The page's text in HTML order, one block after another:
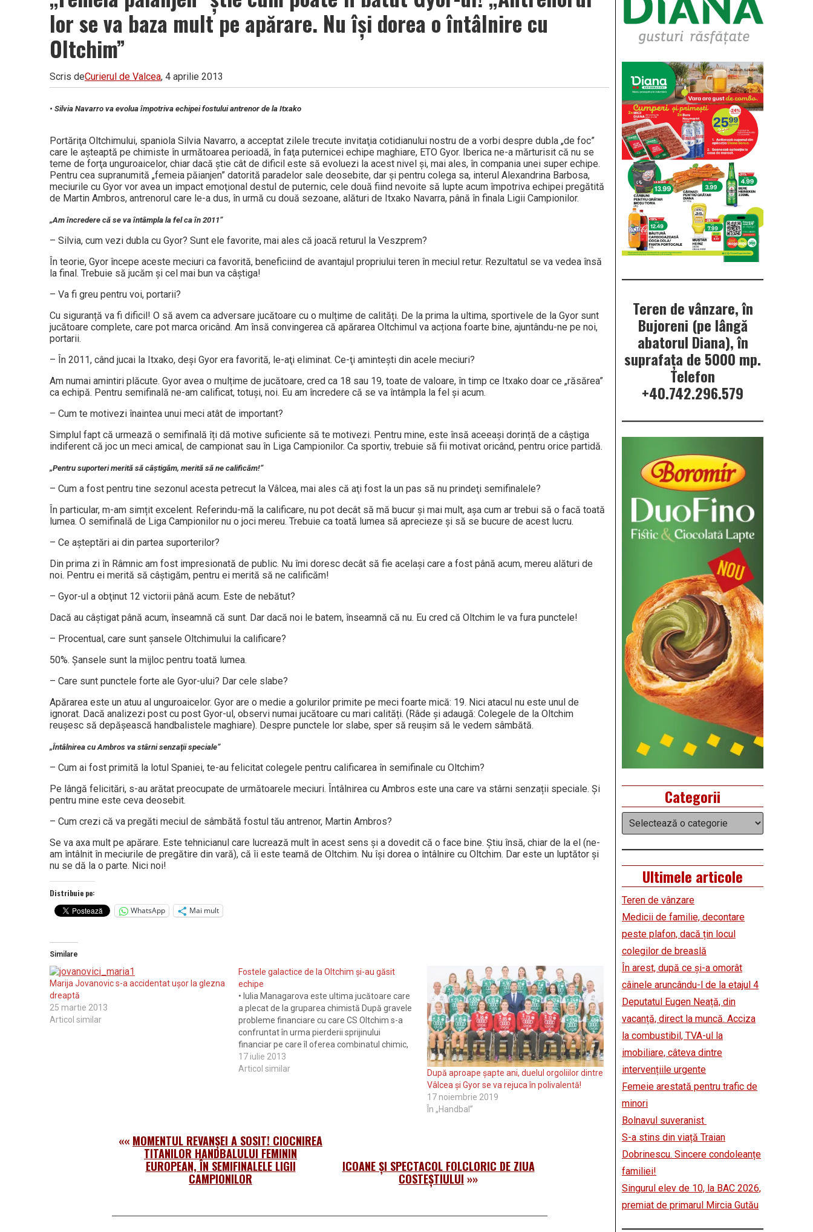
Vâlcea
lor se va baza mult pe apărare. Nu îşi dorea o întâlnire cu
Oltchim”
Scris deCurierul de Valcea, 4 aprilie 2013
• Silvia Navarro va evolua împotriva echipei fostului antrenor de la Itxako
Portăriţa Olt­chimului, spaniola Silvia Navarro, a acceptat zilele tre­cute invitaţia coti­dia­nului nostru de a vorbi despre dubla „de foc”
care le aşteaptă pe chimiste în următoarea perioadă, în faţa puternicei echipe maghiare, ETO Gyor. Iberica ne-a mărturisit că nu se
teme de forţa unguroaicelor, chiar dacă ştie cât de dificil este să evoluezi la acest nivel şi, mai ales, în compania unei super echipe.
Pentru cea supranumită „femeia păianjen” datorită paradelor sale deosebite, dar şi pentru colega sa, interul Alexandrina Barbosa,
meciurile cu Gyor vor avea un impact emoţional destul de puternic, cele două fiind nevoite să lupte acum împotriva echipei pregătită
de Martin Ambros, antrenorul care le-a dus, în urmă cu două sezoane, alături de Itxako Navarra, până în finala Ligii Campionilor.
„Am încredere că se va întâmpla la fel ca în 2011”
– Silvia, cum vezi dubla cu Gyor? Sunt ele favorite, mai ales că joacă returul la Veszprem?
În teorie, Gyor începe aceste meciuri ca favorită, beneficiind de avantajul propriului teren în meciul retur. Rezultatul se va vedea însă
la final. Trebuie să jucăm și cel mai bun va câștiga!
– Va fi greu pentru voi, portarii?
Cu siguranță va fi dificil! O să avem ca adversare jucătoare cu o mulțime de calități. De la prima la ultima, sportivele de la Gyor sunt
jucătoare complete, care pot marca oricând. Am însă convingerea că apărarea Oltchimul va acționa foarte bine, ajuntându-ne pe noi,
portarii.
– În 2011, când jucai la Itxako, deşi Gyor era favorită, le-aţi eliminat. Ce-ţi aminteşti din acele meciuri?
Am numai amintiri plăcute. Gyor avea o mulțime de jucătoare, cred ca 18 sau 19, toate de valoare, în timp ce Itxako doar ce „răsărea”
ca echipă. Pentru semifinală ne-am calificat, totuși, noi. Eu am încredere că se va întâmpla la fel și acum.
– Cum te motivezi înaintea unui meci atât de important?
Simplul fapt că urmează o semifinală îți dă motive suficiente să te motivezi. Pentru mine, este însă aceeași dorință de a câștiga
indiferent că joc un meci amical, de campionat sau în Liga Campionilor. Ca sportiv, trebuie să fii motivat oricând, pentru orice partidă.
„Pentru suporteri merită să câştigăm, merită să ne calificăm!”
– Cum a fost pentru tine sezonul acesta petrecut la Vâlcea, mai ales că aţi fost la un pas să nu prindeţi semifinalele?
În particular, m-am simțit excelent. Referindu-mă la calificare, nu pot decât să mă bucur și mai mult, așa cum ar trebui să o facă toată
lumea. O semifinală de Liga Campionilor nu o joci mereu. Trebuie ca toată lumea să aprecieze și să se bucure de acest lucru.
– Ce aşteptări ai din partea suporterilor?
Din prima zi în Râmnic am fost impresionată de public. Nu îmi doresc decât să fie același care a fost până acum, mereu alături de
noi. Pentru ei merită să câștigăm, pentru ei merită să ne calificăm!
– Gyor-ul a obţinut 12 victorii până acum. Este de nebătut?
Dacă au câștigat până acum, înseamnă că sunt. Dar dacă noi le batem, înseamnă că nu. Eu cred că Oltchim le va fura punctele!
– Procentual, care sunt şansele Oltchimului la calificare?
50%. Șansele sunt la mijloc pentru toată lumea.
– Care sunt punctele forte ale Gyor-ului? Dar cele slabe?
Apărarea este un atuu al unguroaicelor. Gyor are o medie a golurilor primite pe meci foarte mică: 19. Nici atacul nu este unul de
ignorat. Dacă analizezi post cu post Gyor-ul, observi nu­mai jucătoare cu mari calități. (Râde şi adaugă: Colegele de la Oltchim
reușesc să depășească handbalistele maghiare). Despre punctele lor slabe, sper să reușim să le vedem sâmbătă.
„Întâlnirea cu Ambros va stârni senzaţii speciale”
– Cum ai fost primită la lotul Spaniei, te-au felicitat colegele pentru calificarea în semifinale cu Oltchim?
Pe lângă felicitări, s-au arătat preocupate de următoarele meciuri. Întâlnirea cu Ambros este una care va stârni senzații speciale. Și
pentru mine este ceva deosebit.
– Cum crezi că va pregăti meciul de sâmbătă fostul tău antrenor, Martin Ambros?
Se va axa mult pe apărare. Este tehnicianul care lucrează mult în acest sens și a dovedit că o face bine. Știu însă, chiar de la el (ne-
am întâlnit în meciurile de pregătire din vară), că îi este teamă de Oltchim. Nu își dorea o întâlnire cu Oltchim. Dar este un luptător și
nu se dă la o parte. Nici noi!
Distribuie pe:
WhatsApp
Mai mult
Similare
Marija Jovanovic s-a accidentat uşor la glezna
dreaptă
25 martie 2013
Articol similar
Fostele galactice de la Oltchim şi-au găsit
echipe
• Iulia Managarova este ultima jucătoare care
a plecat de la gruparea chimistă După gravele
probleme financiare cu care CS Oltchim s-a
confruntat în urma pierderii sprijinului
financiar pe care îl oferea combinatul chimic,
toate cele cincisprezece handbaliste din lotul
care a dus „greul” în ultima ediţie a Ligii
17 iulie 2013
Articol similar
După aproape șapte ani, duelul orgoliilor dintre
Vâlcea și Gyor se va rejuca în polivalentă!
17 noiembrie 2019
În „Handbal”
«« MOMENTUL REVANŞEI A SOSIT! CIOCNIREA
TITANILOR HANDBALULUI FEMININ
EUROPEAN, ÎN SEMIFINALELE LIGII
CAMPIONILOR
ICOANE ŞI SPECTACOL FOLCLORIC DE ZIUA
COSTEŞTIULUI »»
Teren de vânzare, în
Bujoreni (pe lângă
abatorul Diana), în
suprafața de 5000 mp.
Telefon
+40.742.296.579
Categorii
Categorii
Ultimele articole
Teren de vânzare
Medicii de familie, decontare
peste plafon, dacă țin locul
colegilor de breaslă
În arest, după ce și-a omorât
câinele aruncându-l de la etajul 4
Deputatul Eugen Neață, din
vacanță, direct la muncă. Acciza
la combustibil, TVA-ul la
imobiliare, câteva dintre
intervențiile urgente
Femeie arestată pentru trafic de
minori
Bolnavul suveranist
S-a stins din viață Traian
Dobrinescu. Sincere condoleanțe
familiei!
Singurul elev de 10, la BAC 2026,
premiat de primarul Mircia Gutău